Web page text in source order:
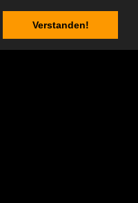
Verstanden!